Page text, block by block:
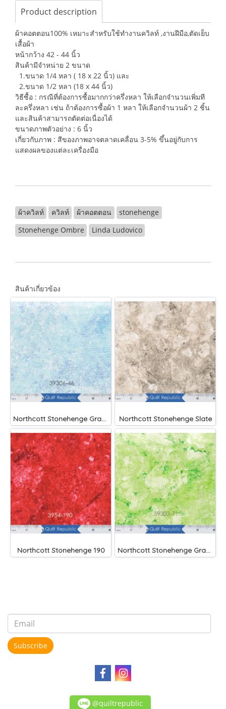
Product description
ผ้าคอตตอน100% เหมาะสำหรับใช้ทำงานควิลท์ ,งานฝีมือ,ตัดเย็บ
เสื้อผ้า
หน้ากว้าง 42 - 44 นิ้ว
สินค้ามีจำหน่าย 2 ขนาด
1.ขนาด 1/4 หลา ( 18 x 22 นิ้ว) และ
2.ขนาด 1/2 หลา (18 x 44 นิ้ว)
วิธีซื้อ : กรณีที่ต้องการซื้อมากกว่าครึ่งหลา ให้เลือกจำนวนเพิ่มที
ละครึ่งหลา เช่น ถ้าต้องการซื้อผ้า 1 หลา ให้เลือกจำนวนผ้า 2 ชิ้น
และสินค้าสามารถตัดต่อเนื่องได้
ขนาดภาพตัวอย่าง : 6 นิ้ว
เกี่ยวกับภาพ : สีของภาพอาจตลาดเคลื่อน 3-5% ขึ้นอยู่กับการ
แสดงผลของแต่ละเครื่องมือ
ผ้าควิลท์ ควิลท์ ผ้าคอตตอน
stonehenge
Stonehenge Ombre
Linda Ludovico
สินค้าเกี่ยวข้อง
Northcott Stonehenge Gradation Midnight Northcott Stonehenge Slate
Northcott Stonehenge 190 Northcott Stonehenge Gradations Rain Forest
Subscribe
@quiltrepublic